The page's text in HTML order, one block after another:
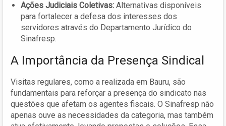
Ações Judiciais Coletivas: Alternativas disponíveis
para fortalecer a defesa dos interesses dos
servidores através do Departamento Jurídico do
Sinafresp.
A Importância da Presença Sindical
Visitas regulares, como a realizada em Bauru, são
fundamentais para reforçar a presença do sindicato nas
questões que afetam os agentes fiscais. O Sinafresp não
apenas ouve as necessidades da categoria, mas também